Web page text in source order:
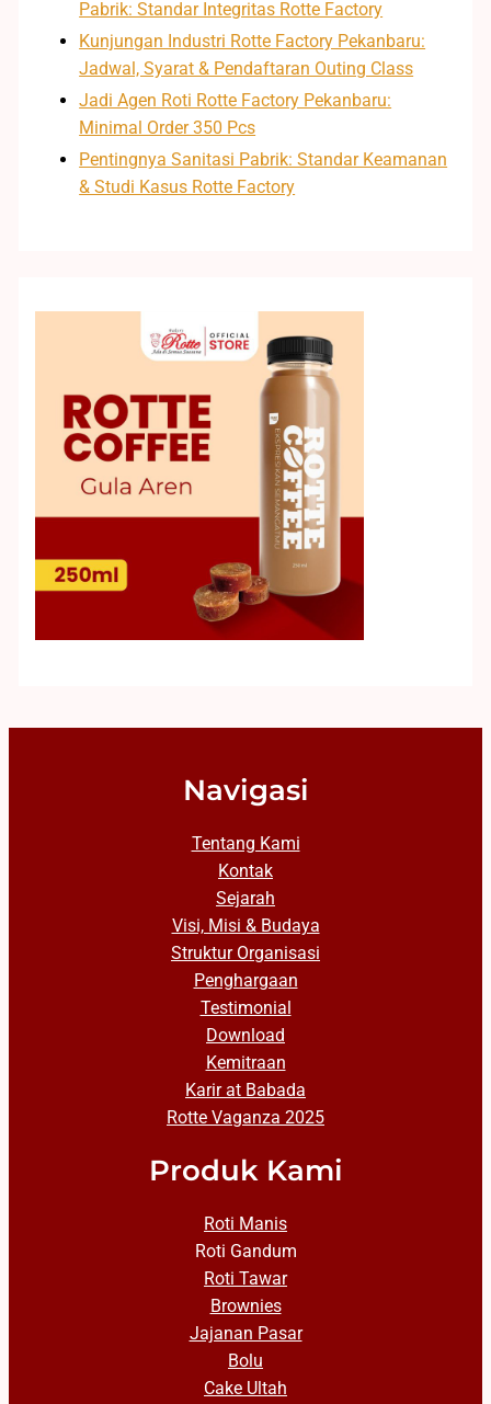
Pabrik: Standar Integritas Rotte Factory
Kunjungan Industri Rotte Factory Pekanbaru:
Jadwal, Syarat & Pendaftaran Outing Class
Jadi Agen Roti Rotte Factory Pekanbaru:
Minimal Order 350 Pcs
Pentingnya Sanitasi Pabrik: Standar Keamanan
& Studi Kasus Rotte Factory
Navigasi
Tentang Kami
Kontak
Sejarah
Visi, Misi & Budaya
Struktur Organisasi
Penghargaan
Testimonial
Download
Kemitraan
Karir at Babada
Rotte Vaganza 2025
Produk Kami
Roti Manis
Roti Gandum
Roti Tawar
Brownies
Jajanan Pasar
Bolu
Cake Ultah